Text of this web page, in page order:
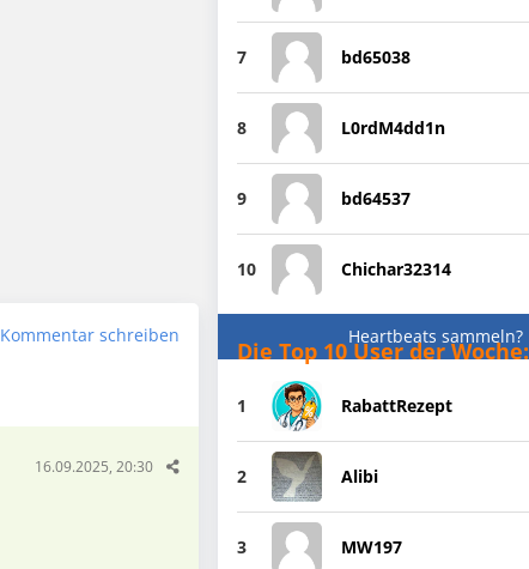
Kommentar schreiben
16.09.2025, 20:30
7 bd65038
8 L0rdM4dd1n
9 bd64537
10 Chichar32314
Heartbeats sammeln?
Die Top 10 User der Woche:
1 RabattRezept
2 Alibi
3 MW197